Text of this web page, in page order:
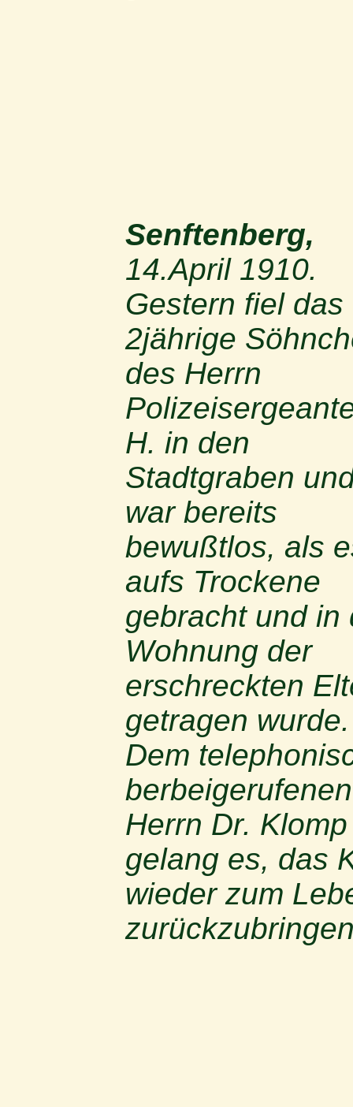
Senftenberg,
14.April 1910.
Gestern fiel das
2jährige
des Herrn
H. in den
Stadtgraben
war bereits
bewußtlos, als
aufs Trockene
gebracht und in
Wohnung der
erschreckten
getragen wurde.
Dem
berbeigerufenen
Herrn Dr. Klomp
gelang es, das
wieder zum